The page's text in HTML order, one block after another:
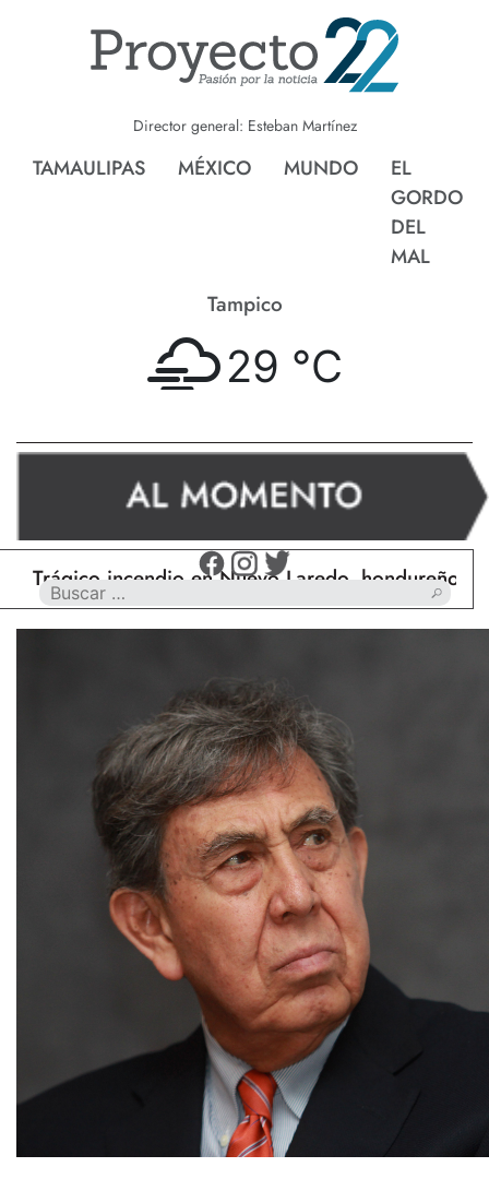
Director general: Esteban Martínez
TAMAULIPAS MÉXICO MUNDO
EL
GORDO
DEL
MAL
Tampico
29 °C
incendio en Nuevo Laredo, hondureño muere